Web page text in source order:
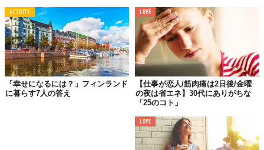
ルーシーの両親は
堅実な人生を要求された。が…
ACTIVITY
「幸せになるには？」フィンランド
に暮らす7人の答え
LOVE
【仕事が恋人/筋肉痛は2日後/金曜
の夜は省エネ】30代にありがちな
「25のコト」
LOVE